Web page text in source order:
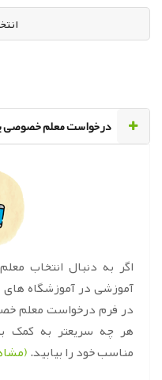
‌درخواست معلم خصوصی
اگر به دنبال انتخاب
آموزشی در آموزشگاه های
در فرم درخواست معلم
هر چه سریعتر به کمک
مناسب خود را بیابید.